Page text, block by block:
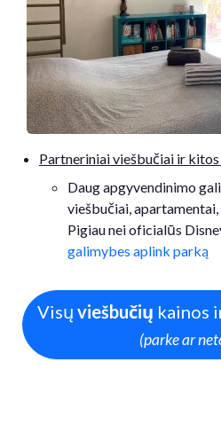
Partneriniai viešbučiai ir
Daug apgyvendinimo
viešbučiai,
Pigiau nei oficialūs
galimybes aplink parką
Visų viešbučių kainos
(parke ar